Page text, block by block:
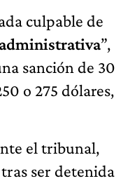
culpable de
”,
sanción de 30
o 275 dólares,
el tribunal,
ser detenida